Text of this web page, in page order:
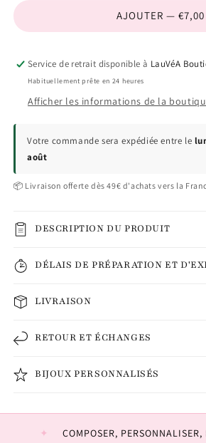
AJOUTER — €7,00
Service de retrait disponible à LauVéA
Habituellement prête en 24 heures
Afficher les informations de la
Votre commande sera expédiée entre le
août
📦 Livraison offerte dès 49€ d'achats vers la
DESCRIPTION DU PRODUIT
DÉLAIS DE PRÉPARATION ET
LIVRAISON
RETOUR ET ÉCHANGES
BIJOUX PERSONNALISÉS
COMPOSER, PERSONNALISER,